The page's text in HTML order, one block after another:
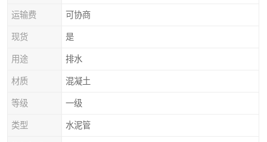
运输费 可协商
现货 是
用途 排水
材质 混凝土
等级 一级
类型 水泥管